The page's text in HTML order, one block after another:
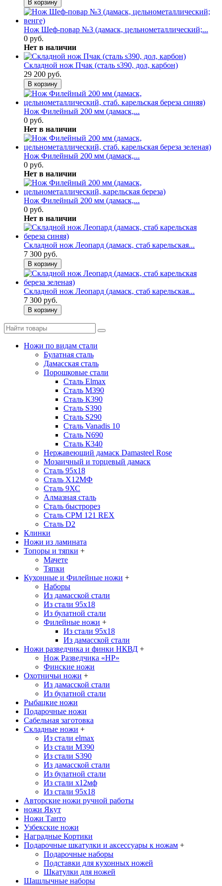
В корзину
Нож Шеф-повар №3 (дамаск, цельнометаллический;...
0 руб.
Нет в наличии
Складной нож Пчак (сталь s390, дол, карбон)
29 200 руб.
В корзину
Нож Филейный 200 мм (дамаск,...
0 руб.
Нет в наличии
Нож Филейный 200 мм (дамаск,...
0 руб.
Нет в наличии
Нож Филейный 200 мм (дамаск,...
0 руб.
Нет в наличии
Складной нож Леопард (дамаск, стаб карельская...
7 300 руб.
В корзину
Складной нож Леопард (дамаск, стаб карельская...
7 300 руб.
В корзину
Ножи по видам стали
Булатная сталь
Дамасская сталь
Порошковые стали
Сталь Elmax
Сталь М390
Сталь К390
Сталь S390
Сталь S290
Сталь Vanadis 10
Сталь N690
Сталь К340
Нержавеющий дамаск Damasteel Rose
Мозаичный и торцевый дамаск
Сталь 95х18
Сталь Х12МФ
Сталь 9ХС
Алмазная сталь
Сталь быстрорез
Сталь CPM 121 REX
Сталь D2
Клинки
Ножи из ламината
Топоры и тяпки +
Мачете
Тяпки
Кухонные и Филейные ножи +
Наборы
Из дамасской стали
Из стали 95х18
Из булатной стали
Филейные ножи +
Из стали 95х18
Из дамасской стали
Ножи разведчика и финки НКВД +
Нож Разведчика «НР»
Финские ножи
Охотничьи ножи +
Из дамасской стали
Из булатной стали
Рыбацкие ножи
Подарочные ножи
Сабельная заготовка
Складные ножи +
Из стали elmax
Из стали М390
Из стали S390
Из дамасской стали
Из булатной стали
Из стали х12мф
Из стали 95х18
Авторские ножи ручной работы
ножи Якут
Ножи Танто
Узбекские ножи
Наградные Кортики
Подарочные шкатулки и аксессуары к ножам +
Подарочные наборы
Подставки для кухонных ножей
Шкатулки для ножей
Шашлычные наборы